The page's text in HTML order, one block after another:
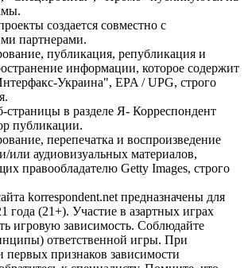
создается совместно с
партнерами.
публикация, републикация и
информации, которое содержит
Украина", EPA / UPG, строго
страницы в разделе Я- Корреспондент
публикации.
перепечатка и воспроизведение
или аудиовизуальных материалов,
правообладателю Getty Images, строго
korrespondent.net предназначены для
года (21+). Участие в азартных играх
игровую зависимость. Соблюдайте
ответственной игры. При
первых признаков зависимости